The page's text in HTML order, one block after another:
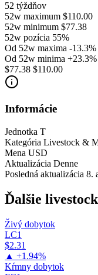
52 týždňov
52w maximum $110.00
52w minimum $77.38
52w pozícia 55%
Od 52w maxima -13.3%
Od 52w minima +23.3%
$77.38 $110.00
Informácie
Jednotka T
Kategória Livestock &
Mena USD
Aktualizácia Denne
Posledná aktualizácia 8.
Ďalšie
Živý dobytok
LC1
$2.31
▲ +1.94%
Kŕmny dobytok